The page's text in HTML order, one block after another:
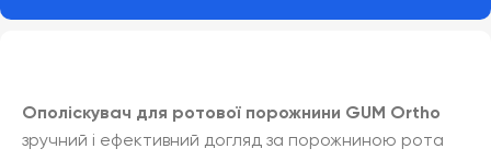
Ополіскувач для ротової порожнини GUM Ortho
зручний і ефективний догляд за порожниною рота